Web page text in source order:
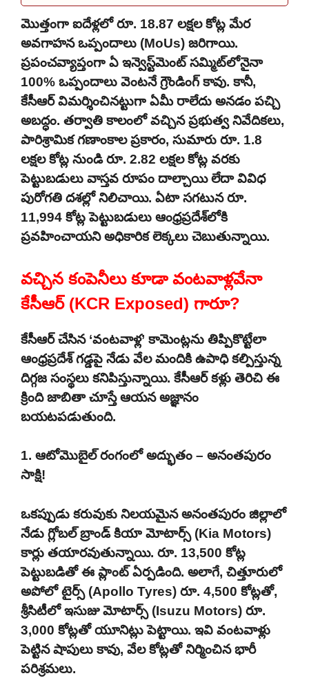
మొత్తంగా ఐదేళ్లలో రూ. 18.87 లక్షల కోట్ల మేర
అవగాహన ఒప్పందాలు (MoUs) జరిగాయి.
ప్రపంచవ్యాప్తంగా ఏ ఇన్వెస్ట్‌మెంట్ సమ్మిట్‌లోనైనా
100% ఒప్పందాలు వెంటనే గ్రౌండింగ్ కావు. కానీ,
కేసీఆర్ విమర్శించినట్టుగా ఏమీ రాలేదు అనడం పచ్చి
అబద్ధం. తర్వాతి కాలంలో వచ్చిన ప్రభుత్వ నివేదికలు,
పారిశ్రామిక గణాంకాల ప్రకారం, సుమారు రూ. 1.8
లక్షల కోట్ల నుండి రూ. 2.82 లక్షల కోట్ల వరకు
పెట్టుబడులు వాస్తవ రూపం దాల్చాయి లేదా వివిధ
పురోగతి దశల్లో నిలిచాయి. ఏటా సగటున రూ.
11,994 కోట్ల పెట్టుబడులు ఆంధ్రప్రదేశ్‌లోకి
ప్రవహించాయని అధికారిక లెక్కలు చెబుతున్నాయి.
వచ్చిన కంపెనీలు కూడా వంటవాళ్లవేనా
కేసీఆర్ (KCR Exposed) గారూ?
కేసీఆర్ చేసిన ‘వంటవాళ్ల’ కామెంట్లను తిప్పికొట్టేలా
ఆంధ్రప్రదేశ్ గడ్డపై నేడు వేల మందికి ఉపాధి కల్పిస్తున్న
దిగ్గజ సంస్థలు కనిపిస్తున్నాయి. కేసీఆర్ కళ్లు తెరిచి ఈ
క్రింది జాబితా చూస్తే ఆయన అజ్ఞానం
బయటపడుతుంది.
1. ఆటోమొబైల్ రంగంలో అద్భుతం – అనంతపురం
సాక్షి!
ఒకప్పుడు కరువుకు నిలయమైన అనంతపురం జిల్లాలో
నేడు గ్లోబల్ బ్రాండ్ కియా మోటార్స్ (Kia Motors)
కార్లు తయారవుతున్నాయి. రూ. 13,500 కోట్ల
పెట్టుబడితో ఈ ప్లాంట్ ఏర్పడింది. అలాగే, చిత్తూరులో
అపోలో టైర్స్ (Apollo Tyres) రూ. 4,500 కోట్లతో,
శ్రీసిటీలో ఇసుజు మోటార్స్ (Isuzu Motors) రూ.
3,000 కోట్లతో యూనిట్లు పెట్టాయి. ఇవి వంటవాళ్లు
పెట్టిన షాపులు కావు, వేల కోట్లతో నిర్మించిన భారీ
పరిశ్రమలు.